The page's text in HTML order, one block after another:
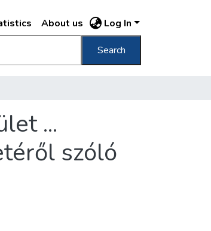
About us Log In
Search
...
szóló